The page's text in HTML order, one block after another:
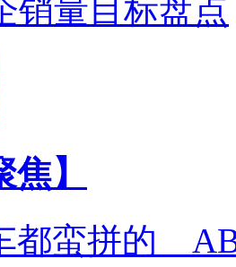
销量目标盘点
焦】
都蛮拼的